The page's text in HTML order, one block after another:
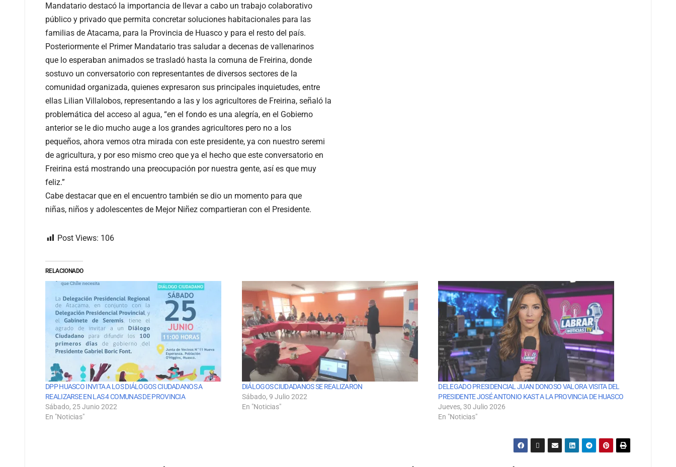
Mandatario destacó la importancia de llevar a cabo un trabajo colaborativo
público y privado que permita concretar soluciones habitacionales para las
familias de Atacama, para la Provincia de Huasco y para el resto del país.
Posteriormente el Primer Mandatario tras saludar a decenas de vallenarinos
que lo esperaban animados se trasladó hasta la comuna de Freirina, donde
sostuvo un conversatorio con representantes de diversos sectores de la
comunidad organizada, quienes expresaron sus principales inquietudes, entre
ellas Lilian Villalobos, representando a las y los agricultores de Freirina, señaló la
problemática del acceso al agua, “en el fondo es una alegría, en el Gobierno
anterior se le dio mucho auge a los grandes agricultores pero no a los
pequeños, ahora vemos otra mirada con este presidente, ya con nuestro seremi
de agricultura, y por eso mismo creo que ya el hecho que este conversatorio en
Freirina está mostrando una preocupación por nuestra gente, así es que muy
feliz.”
Cabe destacar que en el encuentro también se dio un momento para que
niñas, niños y adolescentes de Mejor Niñez compartieran con el Presidente.
Post Views: 106
RELACIONADO
DPP HUASCO INVITA A LOS DIÁLOGOS CIUDADANOS A
REALIZARSE EN LAS 4 COMUNAS DE PROVINCIA
Sábado, 25 Junio 2022
En "Noticias"
DIÁLOGOS CIUDADANOS SE REALIZARON
Sábado, 9 Julio 2022
En "Noticias"
DELEGADO PRESIDENCIAL JUAN DONOSO VALORA VISITA DEL
PRESIDENTE JOSÉ ANTONIO KAST A LA PROVINCIA DE HUASCO
Jueves, 30 Julio 2026
En "Noticias"